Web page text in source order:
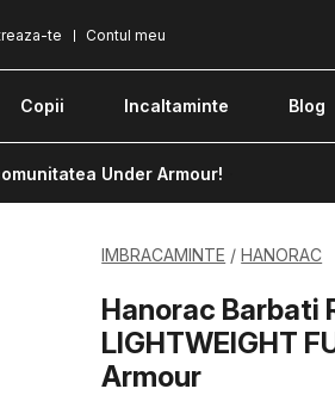
Contul meu
te
Copii Incaltaminte Blog
Under Armour!
IMBRACAMINTE HANORAC
Hanorac Barbati
LIGHTWEIGHT
Armour